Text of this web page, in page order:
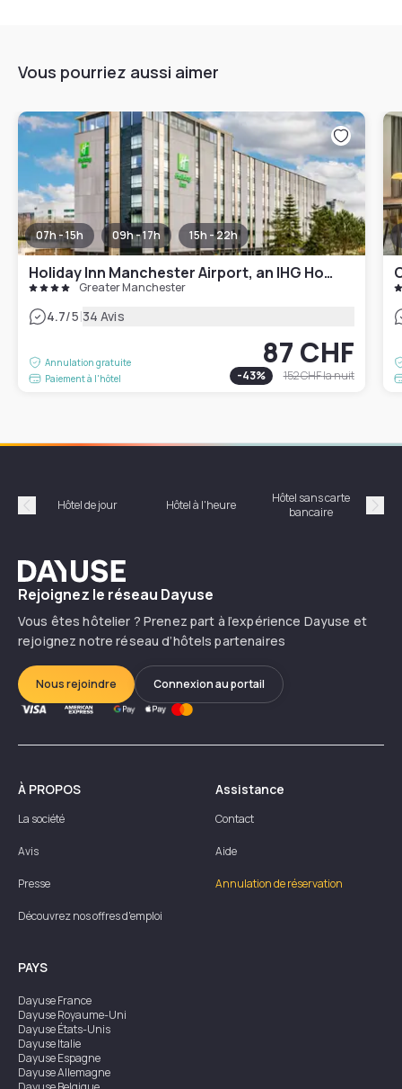
Vous pourriez aussi aimer
07h - 15h 09h - 17h 15h - 22h
Holiday Inn Manchester Airport, an IHG Hotel
Greater Manchester
4.7/5|34 Avis
Annulation gratuite
Paiement à l'hôtel
87 CHF
-43% 152 CHFla nuit
Précédent
Hôtel de jour Hôtel à l'heure
Hôtel sans carte
bancaire
Dayuse
Rejoignez le réseau Dayuse
Vous êtes hôtelier ? Prenez part à l’expérience Dayuse et
rejoignez notre réseau d’hôtels partenaires
Nous rejoindre Connexion au portail
À PROPOS
La société
Avis
Presse
Découvrez nos offres d'emploi
Assistance
Contact
Aide
Annulation de réservation
PAYS
DayuseFrance
DayuseRoyaume-Uni
DayuseÉtats-Unis
DayuseItalie
DayuseEspagne
DayuseAllemagne